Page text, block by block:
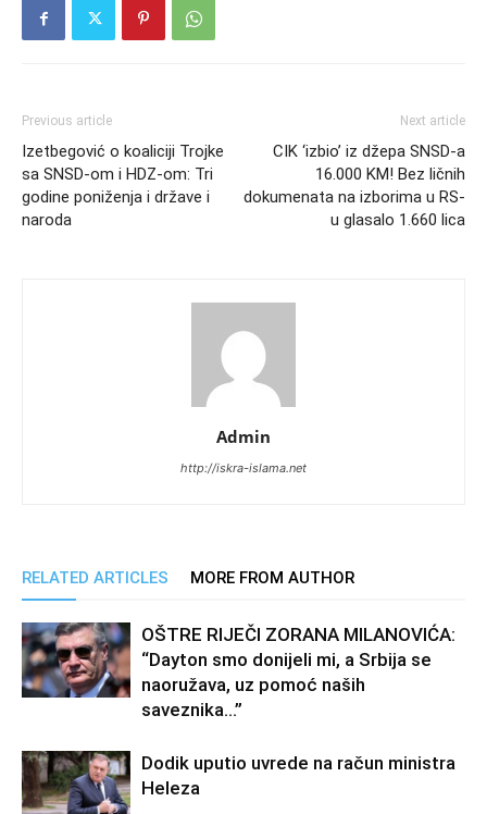
Previous article
Izetbegović o koaliciji Trojke
sa SNSD-om i HDZ-om: Tri
godine poniženja i države i
naroda
Next article
CIK ‘izbio’ iz džepa SNSD-a
16.000 KM! Bez ličnih
dokumenata na izborima u RS-
u glasalo 1.660 lica
Admin
http://iskra-islama.net
RELATED ARTICLES MORE FROM AUTHOR
OŠTRE RIJEČI ZORANA MILANOVIĆA:
“Dayton smo donijeli mi, a Srbija se
naoružava, uz pomoć naših
saveznika…”
Dodik uputio uvrede na račun ministra
Heleza